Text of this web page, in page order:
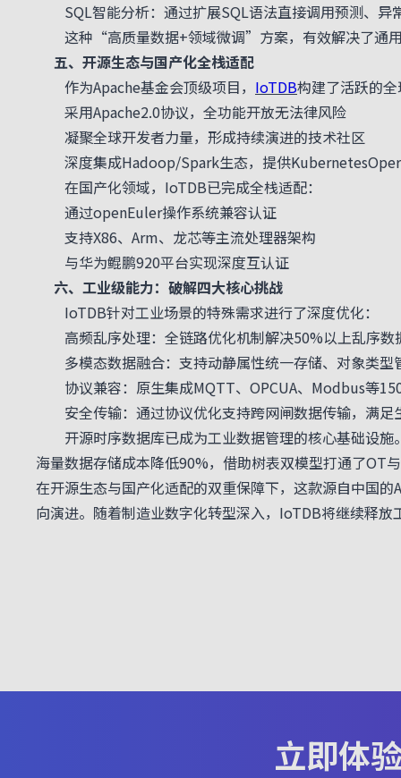
SQL智能分析：通过扩展SQL语法直接调用预测、异
这种“高质量数据+领域微调”方案，有效解决了通用
五、开源生态与国产化全栈适配
作为Apache基金会顶级项目， IoTDB构建了活跃的
采用Apache2.0协议，全功能开放无法律风险
凝聚全球开发者力量，形成持续演进的技术社区
深度集成Hadoop/Spark生态，提供
在国产化领域，IoTDB已完成全栈适配：
通过openEuler操作系统兼容认证
支持X86、Arm、龙芯等主流处理器架构
与华为鲲鹏920平台实现深度互认证
六、工业级能力：破解四大核心挑战
IoTDB针对工业场景的特殊需求进行了深度优化：
高频乱序处理：全链路优化机制解决50%以上乱序数
多模态数据融合：支持动静属性统一存储、对象类型
协议兼容：原生集成MQTT、OPCUA、Modbus等
安全传输：通过协议优化支持跨网闸数据传输，满足
开源时序数据库已成为工业数据管理的核心基础设施
海量数据存储成本降低90%，借助树表双模型打通了OT
在开源生态与国产化适配的双重保障下，这款源自中国
向演进。随着制造业数字化转型深入，IoTDB将继续释
立即体